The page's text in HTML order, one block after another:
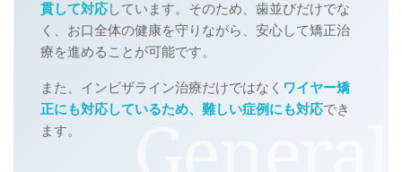
貫して対応しています。そのため、歯並びだけでな
く、お口全体の健康を守りながら、安心して矯正治
療を進めることが可能です。
また、インビザライン治療だけではなく ワイヤー矯
正にも対応しているため、難しい症例にも対応でき
ます。